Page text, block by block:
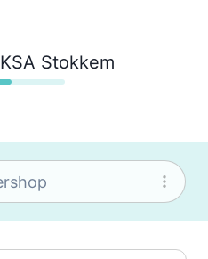
KSA Stokkem